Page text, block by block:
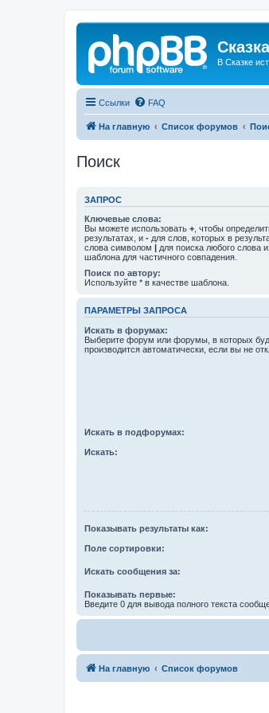
В Сказке
Ссылки FAQ
На главную Список форумов
Поиск
ЗАПРОС
Ключевые слова:
Вы можете использовать + , чтобы
результатах, и - для слов, которых в
слова символом | для поиска любого слова
шаблона для частичного совпадения.
Поиск по автору:
Используйте * в качестве шаблона.
ПАРАМЕТРЫ ЗАПРОСА
Искать в форумах:
Выберите форум или форумы, в которых
производится автоматически, если вы не
Искать в подфорумах:
Искать:
Показывать результаты как:
Поле сортировки:
Искать сообщения за:
Показывать первые:
Введите 0 для вывода полного текста
На главную Список форумов